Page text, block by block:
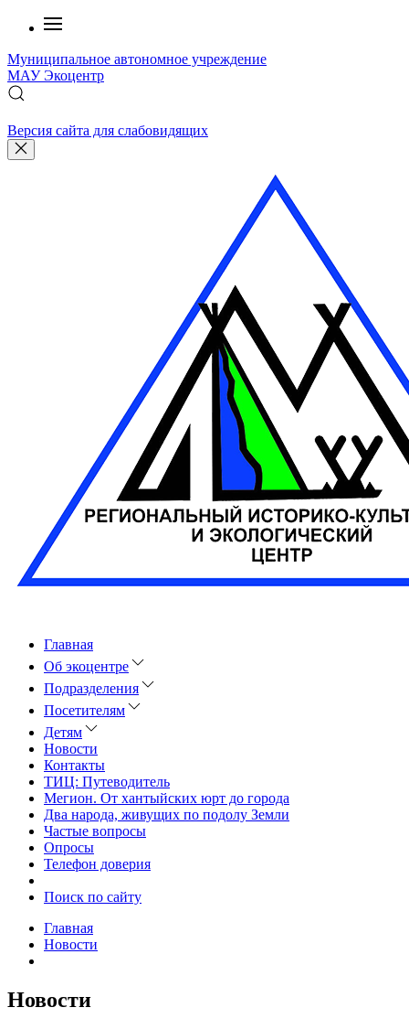
Муниципальное автономное учреждение
МАУЭкоцентр
Версия сайта для слабовидящих
Главная
Об экоцентре
Подразделения
Посетителям
Детям
Новости
Контакты
ТИЦ: Путеводитель
Мегион. От хантыйских юрт до города
Два народа, живущих по подолу Земли
Частые вопросы
Опросы
Телефон доверия
Поиск по сайту
Главная
Новости
Новости